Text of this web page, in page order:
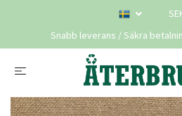
Snabb leverans / Säkra